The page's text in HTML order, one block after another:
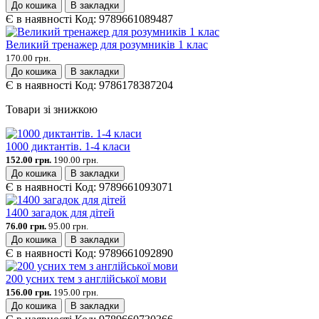
До кошика В закладки
Є в наявності Код: 9789661089487
Великий тренажер для розумників 1 клас
170.00 грн.
До кошика
В закладки
Є в наявності Код: 9786178387204
Товари зі знижкою
1000 диктантів. 1-4 класи
152.00 грн. 190.00 грн.
До кошика
В закладки
Є в наявності Код: 9789661093071
1400 загадок для дітей
76.00 грн. 95.00 грн.
До кошика
В закладки
Є в наявності Код: 9789661092890
200 усних тем з англійської мови
156.00 грн. 195.00 грн.
До кошика
В закладки